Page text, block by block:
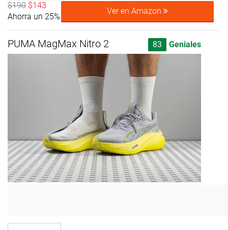
$190 $143
Ahorra un 25%
Ver en Amazon
PUMA MagMax Nitro 2 83 Geniales